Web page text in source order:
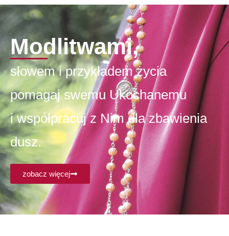
Modlitwami,
słowem i przykładem życia
pomagaj swemu Ukochanemu
i współpracuj z Nim dla zbawienia
dusz.
zobacz więcej